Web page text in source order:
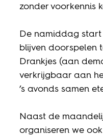
zonder voorkennis
De namiddag start
blijven doorspelen
Drankjes (aan
verkrijgbaar aan
’s avonds samen
Naast de
organiseren we